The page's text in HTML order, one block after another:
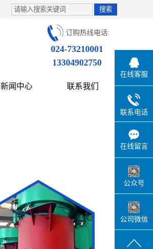
订购热线电话:
024-73210001
13304902750
新闻中心 联系我们
在线客服
联系电话
在线留言
公众号
公司微信